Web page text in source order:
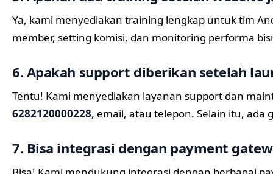
Ya, kami menyediakan training lengkap untuk tim
member, setting komisi, dan monitoring performa
6. Apakah support diberikan setelah
Tentu! Kami menyediakan layanan support dan
6282120000228, email, atau telepon. Selain itu, ada
7. Bisa integrasi dengan payment